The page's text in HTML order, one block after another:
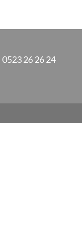
0523 26 26 24